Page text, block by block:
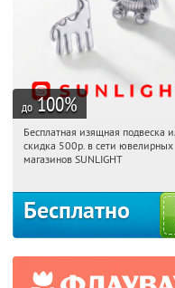
до 100%
21:48:55
Россия
Бесплатная изящная подвеска
скидка 500р. в сети ювелирных
магазинов SUNLIGHT
Бесплатно